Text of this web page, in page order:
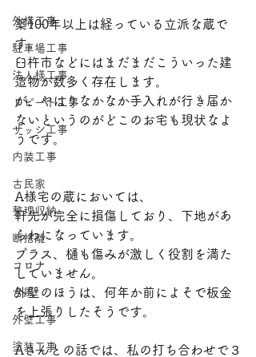
外構工事
駐車場工事
法人様工事
リピート工事
サッシ工事
内装工事
古民家
整理収納
断捨離
コロナ
台風
外壁工事
塗装工事
築100年以上は経っている立派な蔵で
す。
臼杵市などにはまだまだこういった建
造物が数多く存在します。
が、やはりなかなか手入れが行き届か
ないというのがどこのお宅も現状なよ
うです。
A様宅の蔵においては、
軒先が完全に損傷しており、下地があ
らわになっています。
プラス、樋も傷みが激しく役割を満た
していません。
外壁のほうは、何年か前によそで板金
を上張りしたそうです。
Aさんとの話では、私の打ち合わせで３